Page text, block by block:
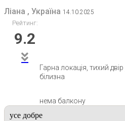
Ліана , Україна 14.10.2025
Рейтинг:
9.2
Гарна локація, тихий
білизна
нема балкону
усе добре